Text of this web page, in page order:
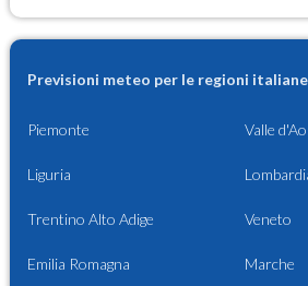
Previsioni meteo per le regioni italiane
Piemonte Valle
Liguria
Trentino Alto Adige Veneto
Emilia Romagna Marche